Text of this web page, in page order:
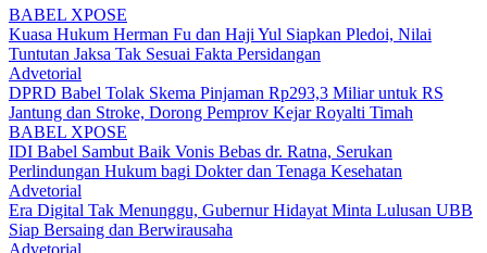
BABEL XPOSE
Kuasa Hukum Herman Fu dan Haji Yul Siapkan Pledoi, Nilai
Tuntutan Jaksa Tak Sesuai Fakta Persidangan
Advetorial
DPRD Babel Tolak Skema Pinjaman Rp293,3 Miliar untuk RS
Jantung dan Stroke, Dorong Pemprov Kejar Royalti Timah
BABEL XPOSE
IDI Babel Sambut Baik Vonis Bebas dr. Ratna, Serukan
Perlindungan Hukum bagi Dokter dan Tenaga Kesehatan
Advetorial
Era Digital Tak Menunggu, Gubernur Hidayat Minta Lulusan UBB
Siap Bersaing dan Berwirausaha
Advetorial